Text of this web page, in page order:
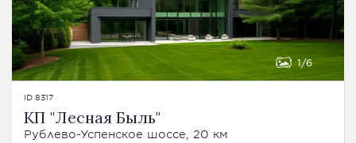
1 6
ID 8317
КП "Лесная Быль"
Рублево-Успенское шоссе, 20 км